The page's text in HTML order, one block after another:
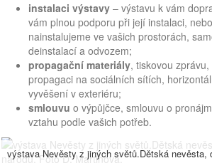
instalaci výstavy – výstavu k vám
vám plnou podporu při její instalaci,
nainstalujeme ve vašich prostorách,
deinstalací a odvozem;
propagační materiály, tiskovou
propagaci na sociálních sítích,
vyvěšení v exteriéru;
smlouvu o výpůjčce, smlouvu o
vztahu podle vašich potřeb.